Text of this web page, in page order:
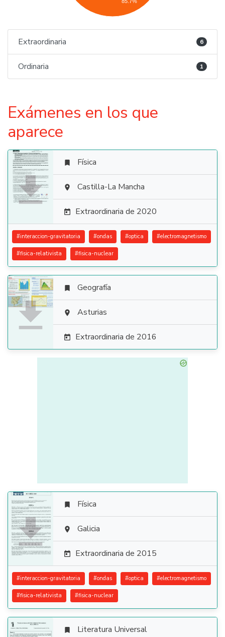
Extraordinaria 6
Ordinaria 1
Exámenes en los que
aparece

 Física
 Castilla-La Mancha
 Extraordinaria de 2020
#interaccion-gravitatoria #ondas #optica #electromagnetismo
#fisica-relativista #fisica-nuclear

 Geografía
 Asturias
 Extraordinaria de 2016

 Física
 Galicia
 Extraordinaria de 2015
#interaccion-gravitatoria #ondas #optica #electromagnetismo
#fisica-relativista #fisica-nuclear
 Literatura Universal